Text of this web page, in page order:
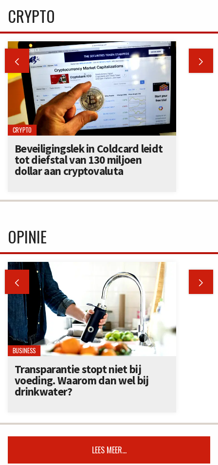
CRYPTO
 
CRYPTO
Beveiligingslek in Coldcard leidt
tot diefstal van 130 miljoen
dollar aan cryptovaluta
OPINIE
 
BUSINESS
Transparantie stopt niet bij
voeding. Waarom dan wel bij
drinkwater?
LEES MEER...